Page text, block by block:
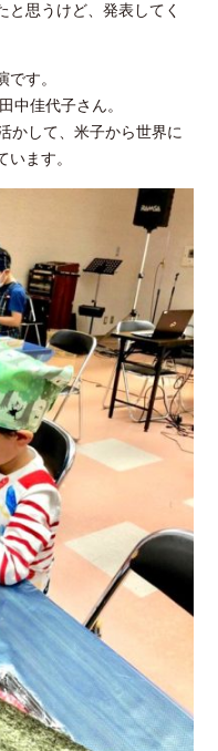
と思うけど、発表してく
す。
中佳代子さん。
かして、米子から世界に
ます。